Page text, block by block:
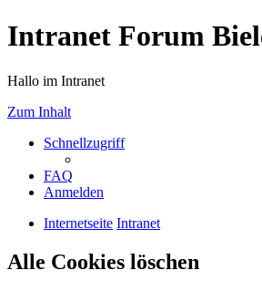
Intranet Forum
Hallo im Intranet
Zum Inhalt
Schnellzugriff
FAQ
Anmelden
Internetseite Intranet
Alle Cookies löschen